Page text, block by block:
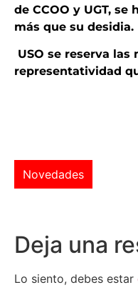
de CCOO y UGT,
más que su desidia.
USO se reserva
representatividad
Novedades
Deja una
Lo siento, debes estar